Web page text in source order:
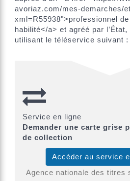
avoriaz.com/mes-demarches/
xml=R55938">professionnel
habilité</a> et agréé par
utilisant le téléservice suivant :
Service en ligne
Demander une carte grise
de collection
Accéder au service
Agence nationale des titres